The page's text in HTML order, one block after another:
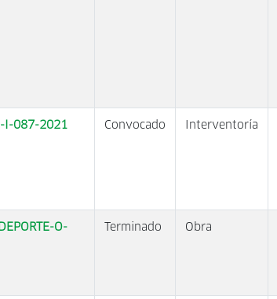
I-087-2021 Convocado Interventoría
O-
Terminado Obra